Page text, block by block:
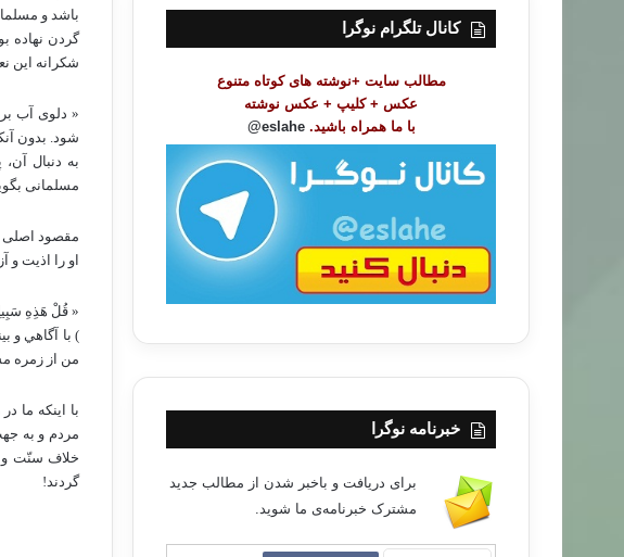
باشد و
گردن نهاده
شكرانه اين
« دلوی آب
شود. بدون
به دنبال
مسلمانی
مقصود اصلی
او را اذیت و
« ‏قُلْ هَذِهِ
) با آگاهي و
من از زمره
با اینکه ما
مردم و به
خلاف سنّت و
گردند!
ض
کانال تلگرام نوگرا
مطالب سایت +نوشته های کوتاه متنوع
عکس + کلیپ + عکس نوشته
با ما همراه باشید. eslahe@
خبرنامه نوگرا
برای دریافت و باخبر شدن از مطالب جدید
مشترک خبرنامه‌ی ما شوید.